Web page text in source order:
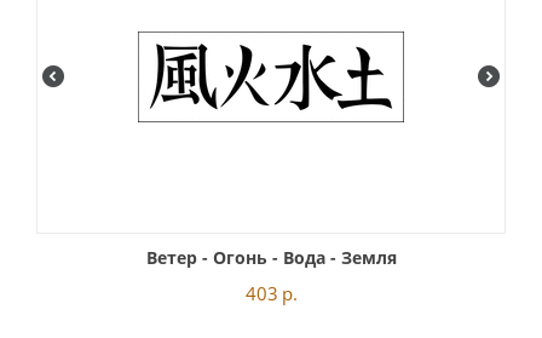
Ветер - Огонь - Вода - Земля
403 р.